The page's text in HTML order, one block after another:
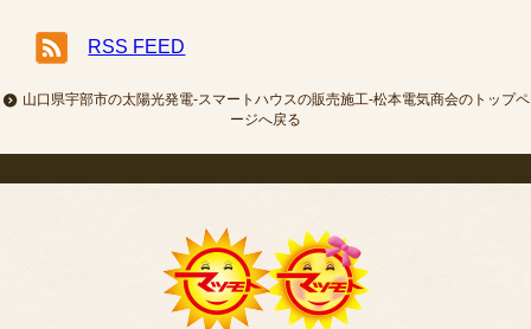
RSS FEED
山口県宇部市の太陽光発電-スマートハウスの販売施工-松本電気商会のトップペ
ージへ戻る